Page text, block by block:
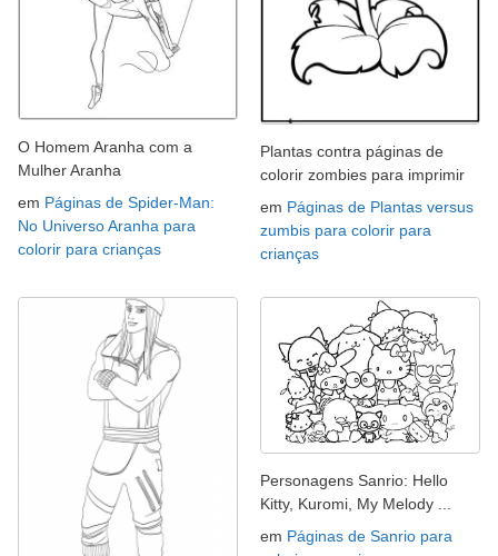
O Homem Aranha com a
Mulher Aranha
em Páginas de Spider-Man:
No Universo Aranha para
colorir para crianças
Plantas contra páginas de
colorir zombies para imprimir
em Páginas de Plantas versus
zumbis para colorir para
crianças
Personagens Sanrio: Hello
Kitty, Kuromi, My Melody ...
em Páginas de Sanrio para